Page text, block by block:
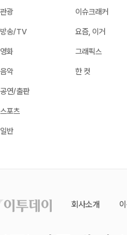
관광
방송/TV
영화
음악
공연/출판
스포츠
일반
이슈크래커
요즘, 이거
그래픽스
한 컷
회사소개